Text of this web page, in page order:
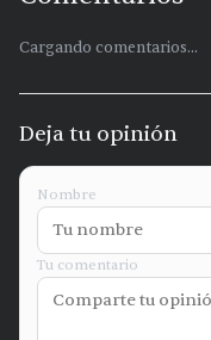
Cargando comentarios...
Deja tu opinión
Nombre
Tu comentario